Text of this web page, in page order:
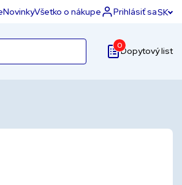
NovinkyVšetko o nákupe Prihlásiť saSK
0Dopytový list